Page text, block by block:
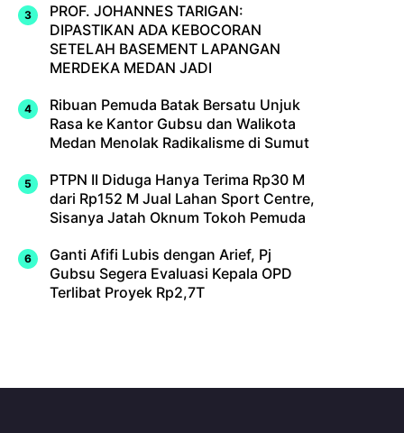
PROF. JOHANNES TARIGAN:
DIPASTIKAN ADA KEBOCORAN
SETELAH BASEMENT LAPANGAN
MERDEKA MEDAN JADI
Ribuan Pemuda Batak Bersatu Unjuk
Rasa ke Kantor Gubsu dan Walikota
Medan Menolak Radikalisme di Sumut
PTPN II Diduga Hanya Terima Rp30 M
dari Rp152 M Jual Lahan Sport Centre,
Sisanya Jatah Oknum Tokoh Pemuda
Ganti Afifi Lubis dengan Arief, Pj
Gubsu Segera Evaluasi Kepala OPD
Terlibat Proyek Rp2,7T